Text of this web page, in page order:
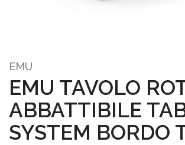
EMU
EMU TAVOLO
ABBATTIBILE
SYSTEM BORDO